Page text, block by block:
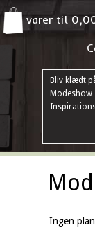
varer til
Bliv klædt
Modeshow
Ingen